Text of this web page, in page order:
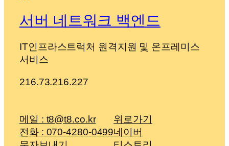
서버 네트워크 백엔드
IT인프라스트럭처 원격지원 및 온프레미스
서비스
216.73.216.227
메일 : t8@t8.co.kr
전화 : 070-4280-0499
위로가기
네이버